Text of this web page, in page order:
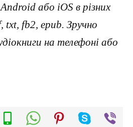
або iOS в різних
fb2, epub. Зручно
на телефоні або